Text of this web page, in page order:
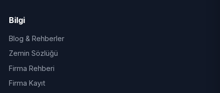
Bilgi
Blog & Rehberler
Zemin Sözlüğü
Firma Rehberi
Firma Kayıt